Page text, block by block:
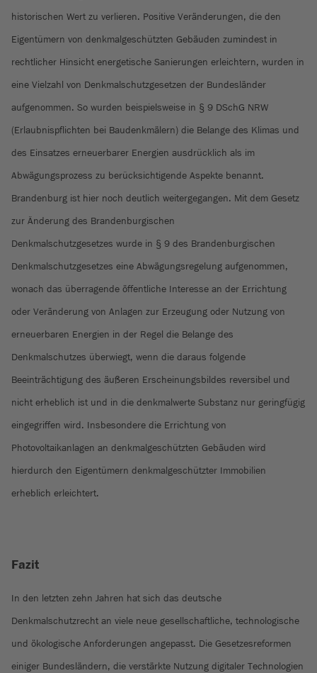
historischen Wert zu verlieren. Positive Veränderungen, die den
Eigentümern von denkmalgeschützten Gebäuden zumindest in
rechtlicher Hinsicht energetische Sanierungen erleichtern, wurden in
eine Vielzahl von Denkmalschutzgesetzen der Bundesländer
aufgenommen. So wurden beispielsweise in § 9 DSchG NRW
(Erlaubnispflichten bei Baudenkmälern) die Belange des Klimas und
des Einsatzes erneuerbarer Energien ausdrücklich als im
Abwägungsprozess zu berücksichtigende Aspekte benannt.
Brandenburg ist hier noch deutlich weitergegangen. Mit dem Gesetz
zur Änderung des Brandenburgischen
Denkmalschutzgesetzes wurde in § 9 des Brandenburgischen
Denkmalschutzgesetzes eine Abwägungsregelung aufgenommen,
wonach das überragende öffentliche Interesse an der Errichtung
oder Veränderung von Anlagen zur Erzeugung oder Nutzung von
erneuerbaren Energien in der Regel die Belange des
Denkmalschutzes überwiegt, wenn die daraus folgende
Beeinträchtigung des äußeren Erscheinungsbildes reversibel und
nicht erheblich ist und in die denkmalwerte Substanz nur geringfügig
eingegriffen wird. Insbesondere die Errichtung von
Photovoltaikanlagen an denkmalgeschützten Gebäuden wird
hierdurch den Eigentümern denkmalgeschützter Immobilien
erheblich erleichtert.
Fazit
In den letzten zehn Jahren hat sich das deutsche
Denkmalschutzrecht an viele neue gesellschaftliche, technologische
und ökologische Anforderungen angepasst. Die Gesetzesreformen
einiger Bundesländern, die verstärkte Nutzung digitaler Technologien